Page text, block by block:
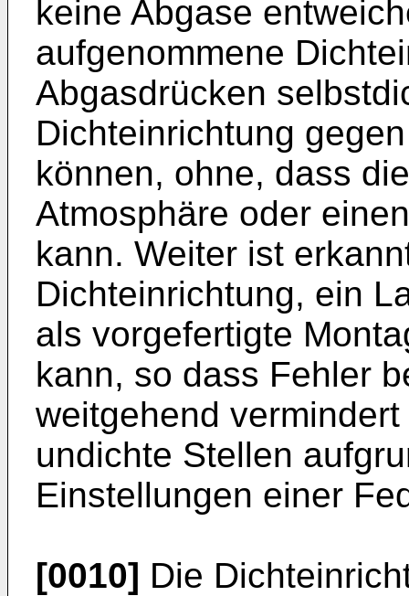
keine Abgase
aufgenommene
Abgasdrücken
Dichteinrichtung
können, ohne, dass
Atmosphäre oder
kann. Weiter ist
Dichteinrichtung, ein
als vorgefertigte
kann, so dass Fehler
weitgehend
undichte Stellen
Einstellungen einer
[0010] Die